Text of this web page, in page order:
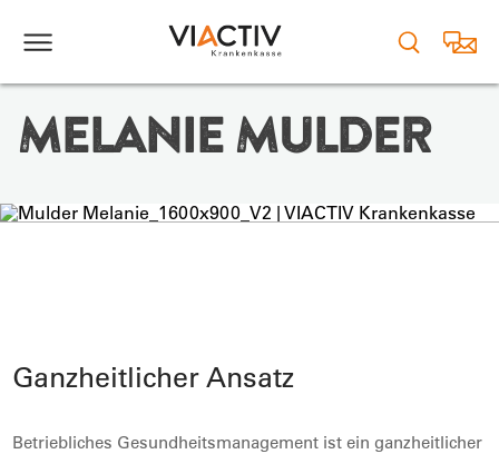
MELANIE MULDER
0234 479-2324
melanie.mulder@viactiv.de
vCard Melanie Mulder
Ganzheitlicher Ansatz
Betriebliches Gesundheitsmanagement ist ein ganzheitlicher